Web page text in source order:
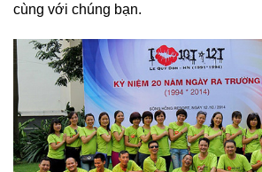
cùng với chúng bạn.